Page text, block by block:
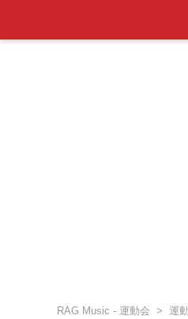
RAG Music - 運動会 運